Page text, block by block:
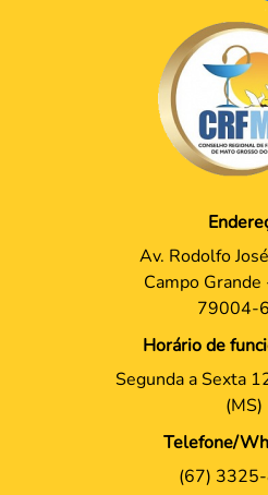
Av. Rodolfo
Campo Grande
79004-
Horário de
Segunda a Sexta
(MS)
Telefone/
(67)